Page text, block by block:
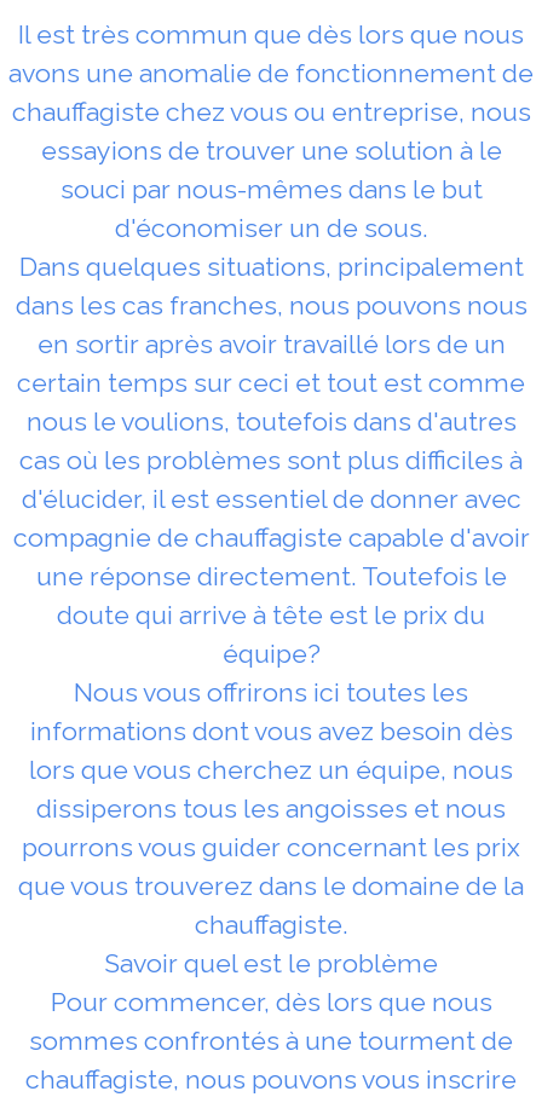
Il est très commun que dès lors que nous
avons une anomalie de fonctionnement de
chauffagiste chez vous ou entreprise, nous
essayions de trouver une solution à le
souci par nous-mêmes dans le but
d'économiser un de sous.
Dans quelques situations, principalement
dans les cas franches, nous pouvons nous
en sortir après avoir travaillé lors de un
certain temps sur ceci et tout est comme
nous le voulions, toutefois dans d'autres
cas où les problèmes sont plus difficiles à
d'élucider, il est essentiel de donner avec
compagnie de chauffagiste capable d'avoir
une réponse directement. Toutefois le
doute qui arrive à tête est le prix du
équipe?
Nous vous offrirons ici toutes les
informations dont vous avez besoin dès
lors que vous cherchez un équipe, nous
dissiperons tous les angoisses et nous
pourrons vous guider concernant les prix
que vous trouverez dans le domaine de la
chauffagiste.
Savoir quel est le problème
Pour commencer, dès lors que nous
sommes confrontés à une tourment de
chauffagiste, nous pouvons vous inscrire